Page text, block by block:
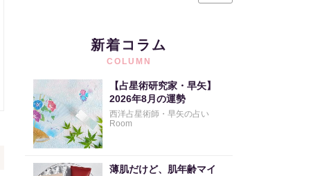
新着コラム
COLUMN
【占星術研究家・早矢】
2026年8月の運勢
西洋占星術師・早矢の占い
Room
薄肌だけど、肌年齢マイ